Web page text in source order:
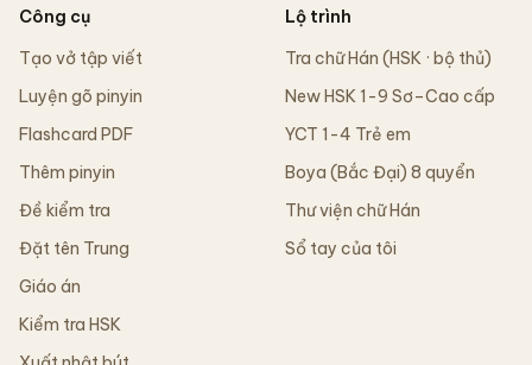
Công cụ
Tạo vở tập viết
Luyện gõ pinyin
Flashcard PDF
Thêm pinyin
Đề kiểm tra
Đặt tên Trung
Giáo án
Kiểm tra HSK
Lộ trình
Tra chữ Hán (HSK · bộ thủ)
New HSK 1-9 Sơ–Cao cấp
YCT 1-4 Trẻ em
Boya (Bắc Đại) 8 quyển
Thư viện chữ Hán
Sổ tay của tôi